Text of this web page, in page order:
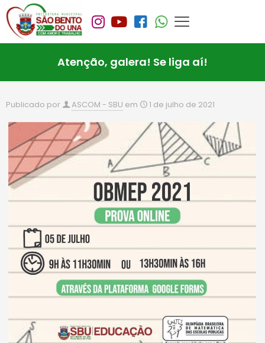
Atenção, galera! Se liga aí!
Publicado por ASCOM - SBU em 1 de julho de 2021